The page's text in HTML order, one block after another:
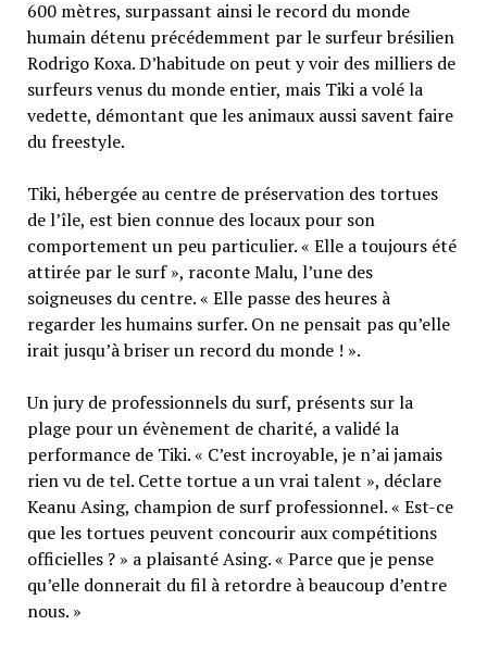
600 mètres, surpassant ainsi le record du monde
humain détenu précédemment par le surfeur brésilien
Rodrigo Koxa. D’habitude on peut y voir des milliers de
surfeurs venus du monde entier, mais Tiki a volé la
vedette, démontant que les animaux aussi savent faire
du freestyle.
Tiki, hébergée au centre de préservation des tortues
de l’île, est bien connue des locaux pour son
comportement un peu particulier. « Elle a toujours été
attirée par le surf », raconte Malu, l’une des
soigneuses du centre. « Elle passe des heures à
regarder les humains surfer. On ne pensait pas qu’elle
irait jusqu’à briser un record du monde ! ».
Un jury de professionnels du surf, présents sur la
plage pour un évènement de charité, a validé la
performance de Tiki. « C’est incroyable, je n’ai jamais
rien vu de tel. Cette tortue a un vrai talent », déclare
Keanu Asing, champion de surf professionnel. « Est-ce
que les tortues peuvent concourir aux compétitions
officielles ? » a plaisanté Asing. « Parce que je pense
qu’elle donnerait du fil à retordre à beaucoup d’entre
nous. »